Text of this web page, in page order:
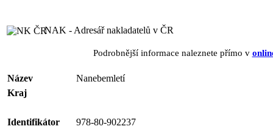
NAK - Adresář nakladatelů v ČR
Podrobnější informace naleznete přímo v
Název
Nanebemletí
Kraj
Identifikátor 978-80-902237